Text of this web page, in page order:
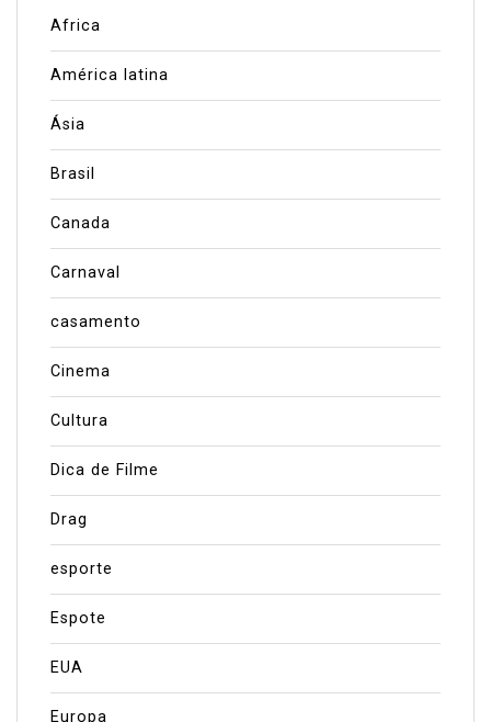
Africa
América latina
Ásia
Brasil
Canada
Carnaval
casamento
Cinema
Cultura
Dica de Filme
Drag
esporte
Espote
EUA
Europa